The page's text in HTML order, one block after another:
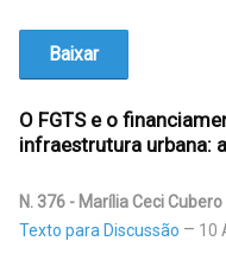
Baixar
O FGTS e o
infraestrutura urbana:
N. 376 - Marília Ceci
Texto para Discussão
10